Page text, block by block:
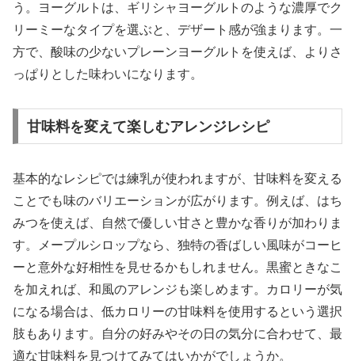
う。ヨーグルトは、ギリシャヨーグルトのような濃厚でク
リーミーなタイプを選ぶと、デザート感が強まります。一
方で、酸味の少ないプレーンヨーグルトを使えば、よりさ
っぱりとした味わいになります。
甘味料を変えて楽しむアレンジレシピ
基本的なレシピでは練乳が使われますが、甘味料を変える
ことでも味のバリエーションが広がります。例えば、はち
みつを使えば、自然で優しい甘さと豊かな香りが加わりま
す。メープルシロップなら、独特の香ばしい風味がコーヒ
ーと意外な好相性を見せるかもしれません。黒蜜ときなこ
を加えれば、和風のアレンジも楽しめます。カロリーが気
になる場合は、低カロリーの甘味料を使用するという選択
肢もあります。自分の好みやその日の気分に合わせて、最
適な甘味料を見つけてみてはいかがでしょうか。